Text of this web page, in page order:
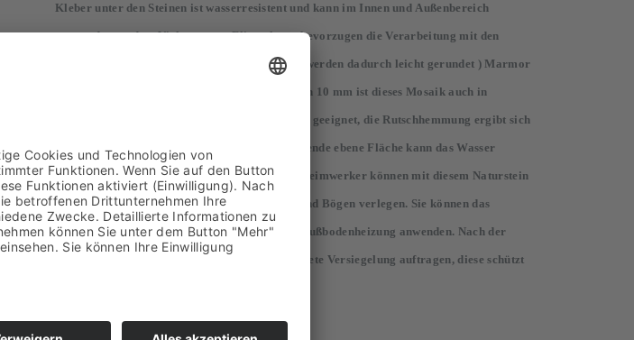
Kleber unter den Steinen ist wasserresistent und kann im Innen und Außenbereich
verwendet werden. Viele unserer Fliesenleger bevorzugen die Verarbeitung mit den
getrommelten ( die scharfen Kanten der Steine werden dadurch leicht gerundet ) Marmor
Mosaikfliesen. Durch die einheitliche Stärke von 10 mm ist dieses Mosaik auch in
Nassbereichen, wie begehbaren Duschen bestens geeignet, die Rutschhemmung ergibt sich
schon durch den Fugenanteil. Durch die entstehende ebene Fläche kann das Wasser
ungehindert ablaufen. Auch nicht so versierte Heimwerker können mit diesem Naturstein
Mosaik dekorative Elemente, wie Rundungen und Bögen verlegen. Sie können das
Marmormosaik auch in Verbindung mit einer Fußbodenheizung anwenden. Nach der
Verlegung sollten Sie eine für Naturstein geeignete Versiegelung auftragen, diese schützt
Spezifikation